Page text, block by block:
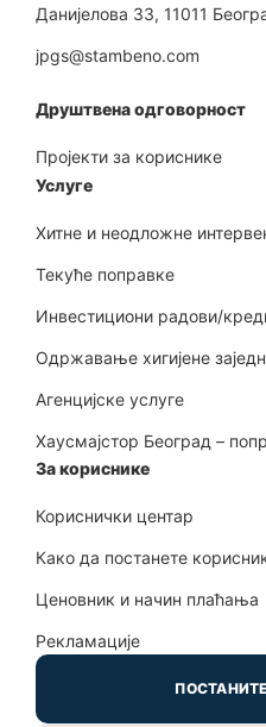
Данијелова 33, 11011
jpgs@stambeno.com
Друштвена одговорност
Пројекти за кориснике
Услуге
Хитне и неодложне
Текуће поправке
Инвестициони радови/
Одржавање хигијене
Агенцијске услуге
Хаусмајстор Београд –
За кориснике
Кориснички центар
Како да постанете
Ценовник и начин плаћања
Рекламације